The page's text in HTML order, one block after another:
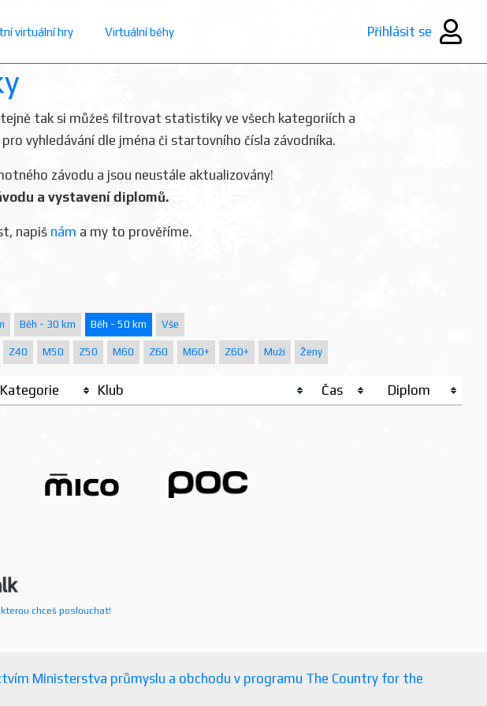
virtuální hry Virtuální běhy Přihlásit se
tak si můžeš filtrovat statistiky ve všech kategoriích a
vyhledávání dle jména či startovního čísla závodníka.
závodu a jsou neustále aktualizovány!
a vystavení diplomů.
napiš nám a my to prověříme.
Běh - 30 km Běh - 50 km Vše
Z40 M50 Z50 M60 Z60 M60+ Z60+ Muži Ženy
Kategorie Klub Čas Diplom
chceš poslouchat!
Ministerstva průmyslu a obchodu v programu The Country for the